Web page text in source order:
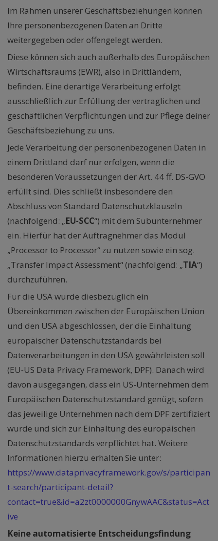
Im Rahmen unserer Geschäftsbeziehungen können
Ihre personenbezogenen Daten an Dritte
weitergegeben oder offengelegt werden.
Diese können sich auch außerhalb des Europäischen
Wirtschaftsraums (EWR), also in Drittländern,
befinden. Eine derartige Verarbeitung erfolgt
ausschließlich zur Erfüllung der vertraglichen und
geschäftlichen Verpflichtungen und zur Pflege deiner
Geschäftsbeziehung zu uns.
Jede Verarbeitung der personenbezogenen Daten in
einem Drittland darf nur erfolgen, wenn die
besonderen Voraussetzungen der Art. 44 ff. DS-GVO
erfüllt sind. Dies schließt insbesondere den
Abschluss von Standard Datenschutzklauseln
(nachfolgend: „EU-SCC“) mit dem Subunternehmer
ein. Hierfür hat der Auftragnehmer das Modul
„Processor to Processor“ zu nutzen sowie ein sog.
„Transfer Impact Assessment“ (nachfolgend: „TIA“)
durchzuführen.
Für die USA wurde diesbezüglich ein
Übereinkommen zwischen der Europäischen Union
und den USA abgeschlossen, der die Einhaltung
europäischer Datenschutzstandards bei
Datenverarbeitungen in den USA gewährleisten soll
(EU-US Data Privacy Framework, DPF). Danach wird
davon ausgegangen, dass ein US-Unternehmen dem
Europäischen Datenschutzstandard genügt, sofern
das jeweilige Unternehmen nach dem DPF zertifiziert
wurde und sich zur Einhaltung des europäischen
Datenschutzstandards verpflichtet hat. Weitere
Informationen hierzu erhalten Sie unter:
https://www.dataprivacyframework.gov/s/participan
t-search/participant-detail?
contact=true&id=a2zt0000000GnywAAC&status=Act
ive
Keine automatisierte Entscheidungsfindung